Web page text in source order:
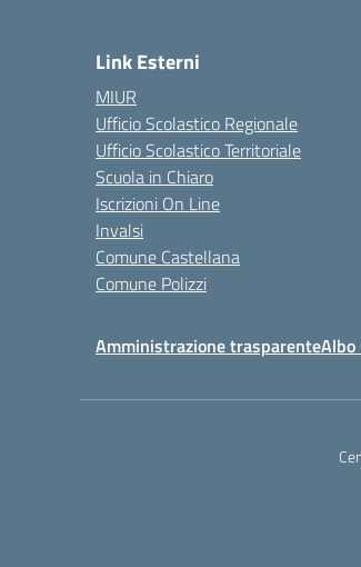
Link Esterni
MIUR
Ufficio Scolastico Regionale
Ufficio Scolastico Territoriale
Scuola in Chiaro
Iscrizioni On Line
Invalsi
Comune Castellana
Comune Polizzi
Amministrazione trasparenteAlbo